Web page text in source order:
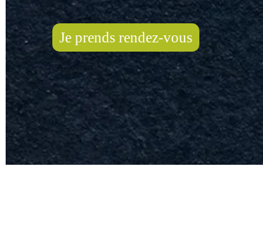
Je prends rendez-vous